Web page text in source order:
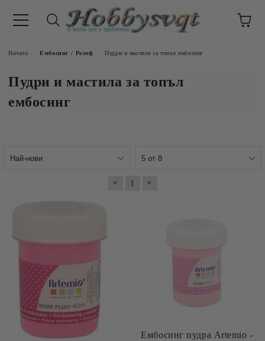
Начало Ембосинг / Релеф Пудри и мастила за топъл ембосинг
Пудри и мастила за топъл
ембосинг
« 1 »
Ембосинг пудра Artemio -